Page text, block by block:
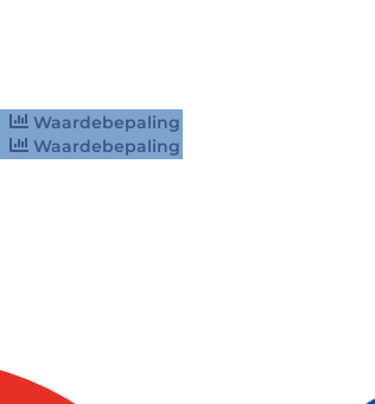
Waardebepaling
Waardebepaling